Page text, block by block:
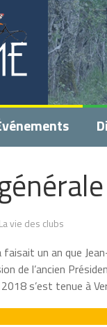
vie des clubs
un an que
de l’ancien
2018 s’est tenue à